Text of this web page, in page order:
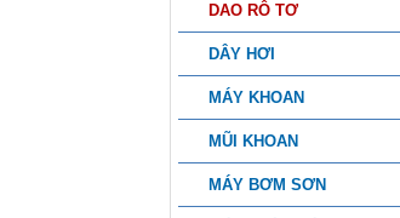
DAO RÔ TƠ
DÂY HƠI
MÁY KHOAN
MŨI KHOAN
MÁY BƠM SƠN